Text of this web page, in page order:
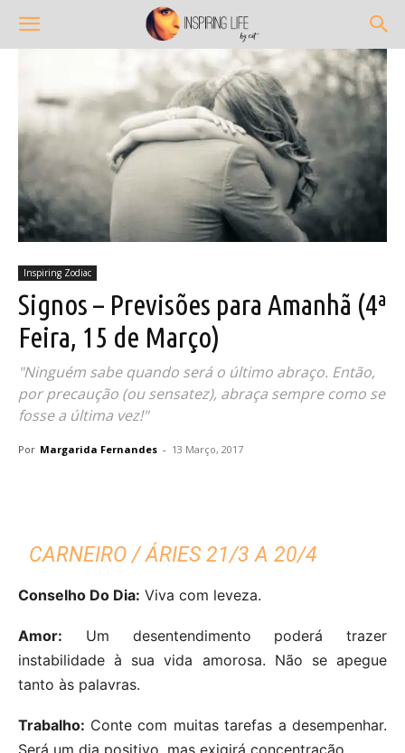
Inspiring Zodiac
Signos – Previsões para Amanhã (4ª
Feira, 15 de Março)
"Ninguém sabe quando será o último abraço. Então,
por precaução (ou sensatez), abraça sempre como se
fosse a última vez!"
Por Margarida Fernandes - 13 Março, 2017
CARNEIRO / ÁRIES 21/3 A 20/4
Conselho Do Dia: Viva com leveza.
Amor: Um desentendimento poderá trazer
instabilidade à sua vida amorosa. Não se apegue
tanto às palavras.
Trabalho: Conte com muitas tarefas a desempenhar.
Será um dia positivo, mas exigirá concentração.